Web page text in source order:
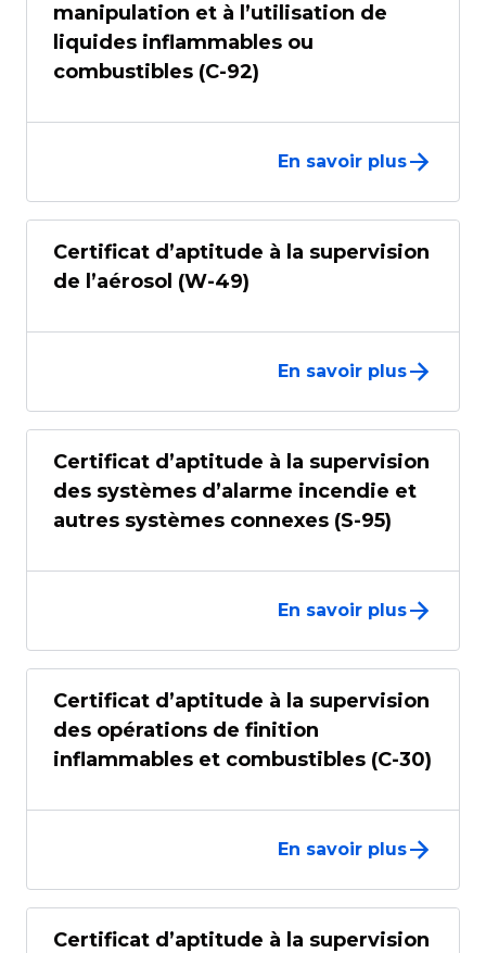
manipulation et à l’utilisation de
liquides inflammables ou
combustibles (C-92)
En savoir plus
Certificat d’aptitude à la supervision
de l’aérosol (W-49)
En savoir plus
Certificat d’aptitude à la supervision
des systèmes d’alarme incendie et
autres systèmes connexes (S-95)
En savoir plus
Certificat d’aptitude à la supervision
des opérations de finition
inflammables et combustibles (C-30)
En savoir plus
Certificat d’aptitude à la supervision